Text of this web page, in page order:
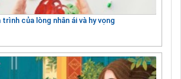
của lòng nhân ái và hy vọng